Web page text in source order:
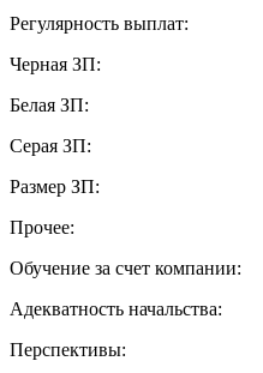
Регулярность выплат:
Черная ЗП:
Белая ЗП:
Серая ЗП:
Размер ЗП:
Прочее:
Обучение за счет компании:
Адекватность начальства:
Перспективы: